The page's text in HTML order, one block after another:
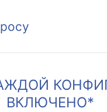
ВКЛЮЧЕНО*